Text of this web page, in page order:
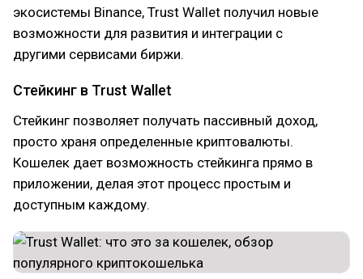
экосистемы Binance, Trust Wallet получил новые
возможности для развития и интеграции с
другими сервисами биржи.
Стейкинг в Trust Wallet
Стейкинг позволяет получать пассивный доход,
просто храня определенные криптовалюты.
Кошелек дает возможность стейкинга прямо в
приложении, делая этот процесс простым и
доступным каждому.